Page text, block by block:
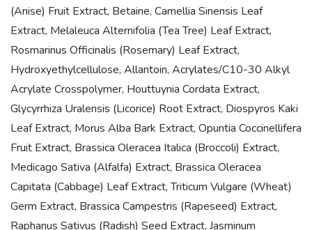
(Anise) Fruit Extract, Betaine, Camellia Sinensis Leaf
Extract, Melaleuca Alternifolia (Tea Tree) Leaf Extract,
Rosmarinus Officinalis (Rosemary) Leaf Extract,
Hydroxyethylcellulose, Allantoin, Acrylates/C10-30 Alkyl
Acrylate Crosspolymer, Houttuynia Cordata Extract,
Glycyrrhiza Uralensis (Licorice) Root Extract, Diospyros Kaki
Leaf Extract, Morus Alba Bark Extract, Opuntia Coccinellifera
Fruit Extract, Brassica Oleracea Italica (Broccoli) Extract,
Medicago Sativa (Alfalfa) Extract, Brassica Oleracea
Capitata (Cabbage) Leaf Extract, Triticum Vulgare (Wheat)
Germ Extract, Brassica Campestris (Rapeseed) Extract,
Raphanus Sativus (Radish) Seed Extract, Jasminum